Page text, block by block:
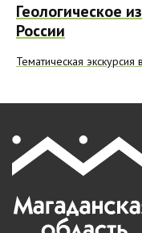
Геологическое
России
Тематическая экскурсия